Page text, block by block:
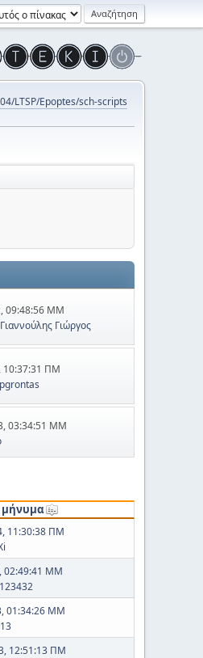
LTSP/Epoptes/sch-scripts
09:48:56 ΜΜ
Γιαννούλης Γιώργος
10:37:31 ΠΜ
pgrontas
03:34:51 ΜΜ
μήνυμα
11:30:38 ΠΜ
02:49:41 ΜΜ
01:34:26 ΜΜ
12:51:13 ΠΜ